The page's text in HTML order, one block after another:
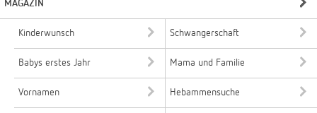
MAGAZIN
Kinderwunsch Schwangerschaft
Babys erstes Jahr Mama und Familie
Vornamen Hebammensuche